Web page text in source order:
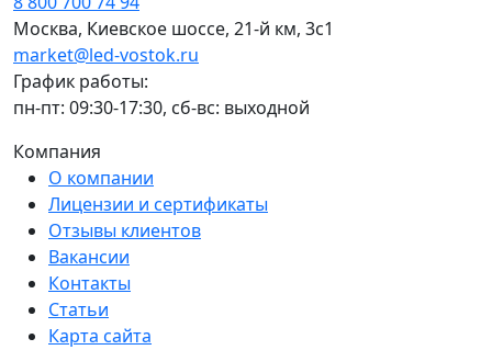
Москва, Киевское шоссе, 21-й км, 3с1
market@led-vostok.ru
График работы:
пн-пт: 09:30-17:30, сб-вс: выходной
Компания
О компании
Лицензии и сертификаты
Отзывы клиентов
Вакансии
Контакты
Статьи
Карта сайта